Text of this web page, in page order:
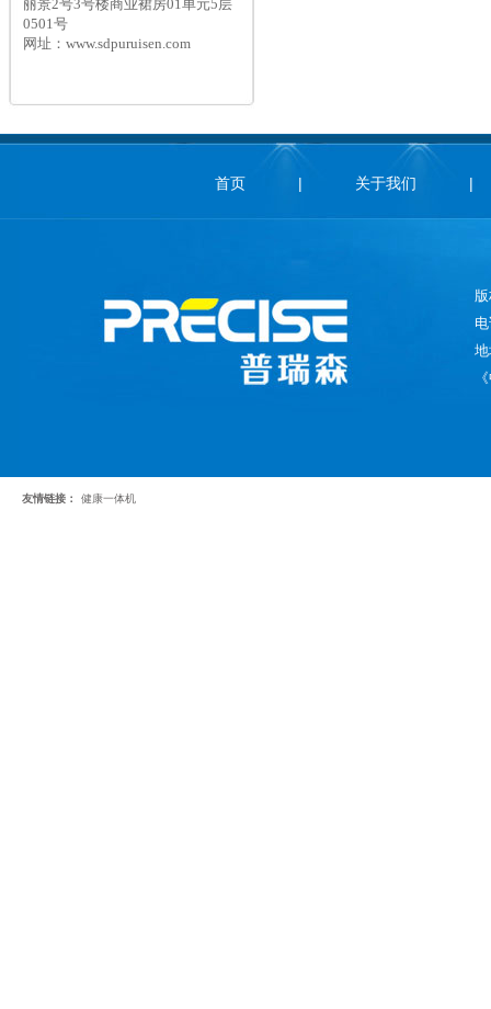
丽景2号3号楼商业裙房01单元5层
0501号
网址：www.sdpuruisen.com
首页 | 关于我们 |
友情链接： 健康一体机